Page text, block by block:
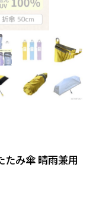
たみ傘 晴雨兼用